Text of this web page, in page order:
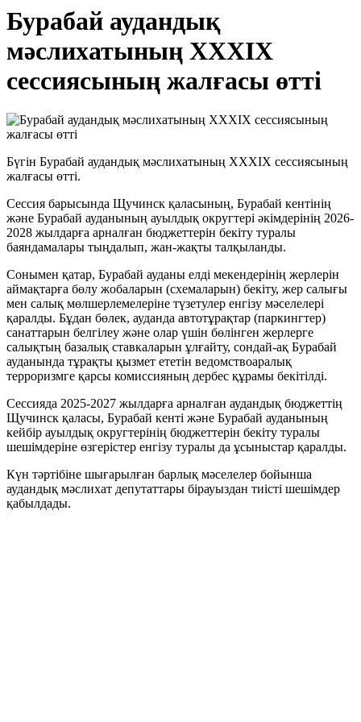
Бурабай аудандық
мәслихатының XXXIX
сессиясының жалғасы өтті
Бүгін Бурабай аудандық мәслихатының XXXIX сессиясының
жалғасы өтті.
Сессия барысында Щучинск қаласының, Бурабай кентінің
және Бурабай ауданының ауылдық округтері әкімдерінің 2026-
2028 жылдарға арналған бюджеттерін бекіту туралы
баяндамалары тыңдалып, жан-жақты талқыланды.
Сонымен қатар, Бурабай ауданы елді мекендерінің жерлерін
аймақтарға бөлу жобаларын (схемаларын) бекіту, жер салығы
мен салық мөлшерлемелеріне түзетулер енгізу мәселелері
қаралды. Бұдан бөлек, ауданда автотұрақтар (паркингтер)
санаттарын белгілеу және олар үшін бөлінген жерлерге
салықтың базалық ставкаларын ұлғайту, сондай-ақ Бурабай
ауданында тұрақты қызмет ететін ведомствоаралық
терроризмге қарсы комиссияның дербес құрамы бекітілді.
Сессияда 2025-2027 жылдарға арналған аудандық бюджеттің
Щучинск қаласы, Бурабай кенті және Бурабай ауданының
кейбір ауылдық округтерінің бюджеттерін бекіту туралы
шешімдеріне өзгерістер енгізу туралы да ұсыныстар қаралды.
Күн тәртібіне шығарылған барлық мәселелер бойынша
аудандық мәслихат депутаттары бірауыздан тиісті шешімдер
қабылдады.